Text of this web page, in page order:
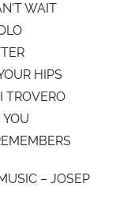
WAIT
HIPS
TROVERO
YOU
– JOSEP